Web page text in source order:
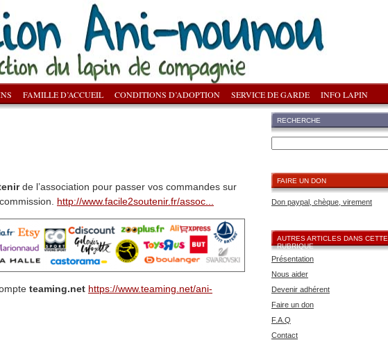
FAMILLE D’ACCUEIL CONDITIONS D’ADOPTION SERVICE DE GARDE INFO LAPIN
RECHERCHE
FAIRE UN DON
Don paypal, chèque, virement
AUTRES ARTICLES DANS CETTE
RUBRIQUE
Présentation
Nous aider
Devenir adhérent
Faire un don
F.A.Q
Contact
de l’association pour passer vos commandes sur
http://www.facile2soutenir.fr/assoc...
teaming.net https://www.teaming.net/ani-